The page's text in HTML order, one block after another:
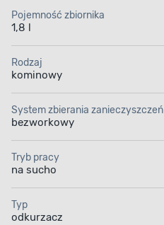
Pojemność zbiornika
1,8 l
Rodzaj
kominowy
System zbierania zanieczyszczeń
bezworkowy
Tryb pracy
na sucho
Typ
odkurzacz